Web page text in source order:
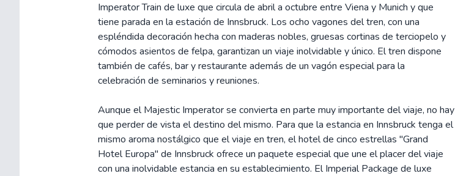
Imperator Train de luxe que circula de abril a octubre entre Viena y Munich y que
tiene parada en la estación de Innsbruck. Los ocho vagones del tren, con una
espléndida decoración hecha con maderas nobles, gruesas cortinas de terciopelo y
cómodos asientos de felpa, garantizan un viaje inolvidable y único. El tren dispone
también de cafés, bar y restaurante además de un vagón especial para la
celebración de seminarios y reuniones.
Aunque el Majestic Imperator se convierta en parte muy importante del viaje, no hay
que perder de vista el destino del mismo. Para que la estancia en Innsbruck tenga el
mismo aroma nostálgico que el viaje en tren, el hotel de cinco estrellas "Grand
Hotel Europa" de Innsbruck ofrece un paquete especial que une el placer del viaje
con una inolvidable estancia en su establecimiento. El Imperial Package de luxe